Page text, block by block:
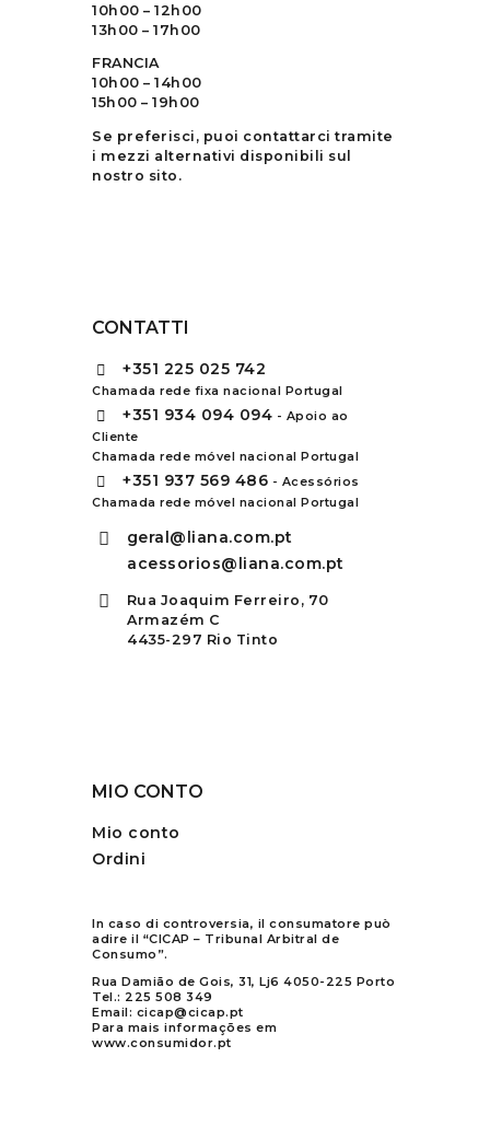
10h00 – 12h00
13h00 – 17h00
FRANCIA
10h00 – 14h00
15h00 – 19h00
Se preferisci, puoi contattarci tramite
i mezzi alternativi disponibili sul
nostro sito.
CONTATTI
+351 225 025 742
Chamada rede fixa nacional Portugal
+351 934 094 094 - Apoio ao
Cliente
Chamada rede móvel nacional Portugal
+351 937 569 486 - Acessórios
Chamada rede móvel nacional Portugal
geral@liana.com.pt
acessorios@liana.com.pt
Rua Joaquim Ferreiro, 70
Armazém C
4435-297 Rio Tinto
MIO CONTO
Mio conto
Ordini
In caso di controversia, il consumatore può
adire il “CICAP – Tribunal Arbitral de
Consumo”.
Rua Damião de Gois, 31, Lj6 4050-225 Porto
Tel.: 225 508 349
Email: cicap@cicap.pt
Para mais informações em
www.consumidor.pt